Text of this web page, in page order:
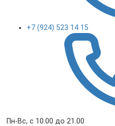
+7 (924) 523 14 15
Пн-Вс, с 10.00 до 21.00